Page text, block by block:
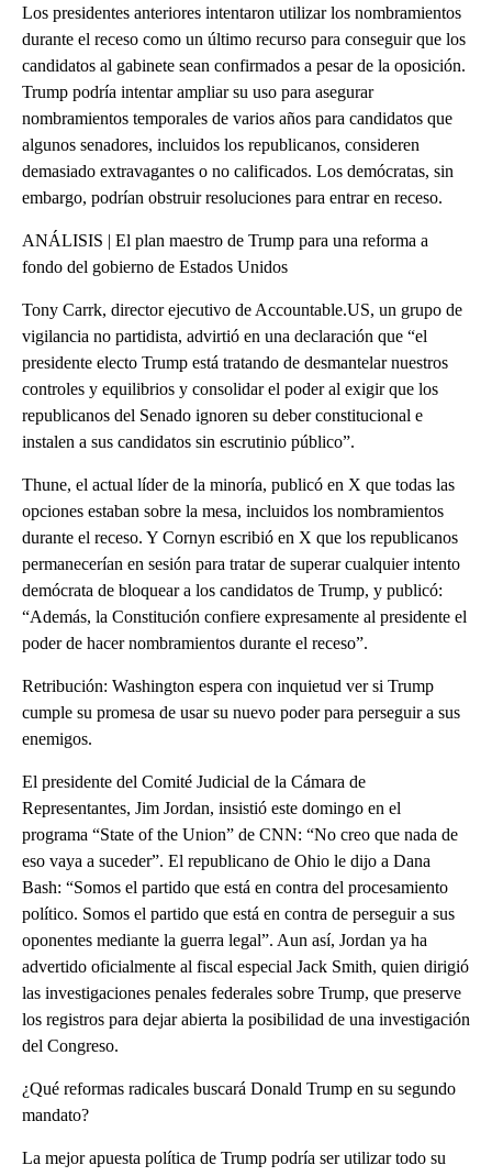
Los presidentes anteriores intentaron utilizar los nombramientos
durante el receso como un último recurso para conseguir que los
candidatos al gabinete sean confirmados a pesar de la oposición.
Trump podría intentar ampliar su uso para asegurar
nombramientos temporales de varios años para candidatos que
algunos senadores, incluidos los republicanos, consideren
demasiado extravagantes o no calificados. Los demócratas, sin
embargo, podrían obstruir resoluciones para entrar en receso.
ANÁLISIS | El plan maestro de Trump para una reforma a
fondo del gobierno de Estados Unidos
Tony Carrk, director ejecutivo de Accountable.US, un grupo de
vigilancia no partidista, advirtió en una declaración que “el
presidente electo Trump está tratando de desmantelar nuestros
controles y equilibrios y consolidar el poder al exigir que los
republicanos del Senado ignoren su deber constitucional e
instalen a sus candidatos sin escrutinio público”.
Thune, el actual líder de la minoría, publicó en X que todas las
opciones estaban sobre la mesa, incluidos los nombramientos
durante el receso. Y Cornyn escribió en X que los republicanos
permanecerían en sesión para tratar de superar cualquier intento
demócrata de bloquear a los candidatos de Trump, y publicó:
“Además, la Constitución confiere expresamente al presidente el
poder de hacer nombramientos durante el receso”.
Retribución: Washington espera con inquietud ver si Trump
cumple su promesa de usar su nuevo poder para perseguir a sus
enemigos.
El presidente del Comité Judicial de la Cámara de
Representantes, Jim Jordan, insistió este domingo en el
programa “State of the Union” de CNN: “No creo que nada de
eso vaya a suceder”. El republicano de Ohio le dijo a Dana
Bash: “Somos el partido que está en contra del procesamiento
político. Somos el partido que está en contra de perseguir a sus
oponentes mediante la guerra legal”. Aun así, Jordan ya ha
advertido oficialmente al fiscal especial Jack Smith, quien dirigió
las investigaciones penales federales sobre Trump, que preserve
los registros para dejar abierta la posibilidad de una investigación
del Congreso.
¿Qué reformas radicales buscará Donald Trump en su segundo
mandato?
La mejor apuesta política de Trump podría ser utilizar todo su